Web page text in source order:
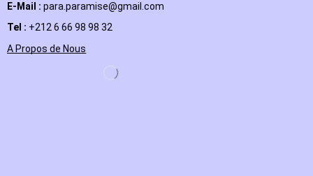
E-Mail : para.paramise@gmail.com
Tel : +212 6 66 98 98 32
A Propos de Nous